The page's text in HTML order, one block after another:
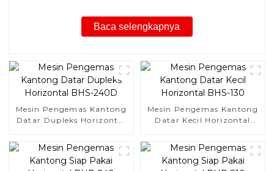
Baca selengkapnya
Mesin Pengemas Kantong
Datar Dupleks Horizontal
Mesin Pengemas Kantong
Datar Kecil Horizontal